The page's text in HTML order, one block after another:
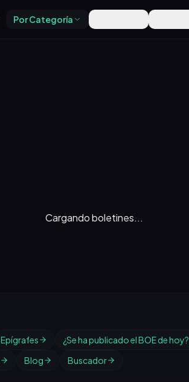
Por Categoría
Cargando boletines...
Epígrafes ¿Se ha publicado el BOE de hoy?
Blog Buscador